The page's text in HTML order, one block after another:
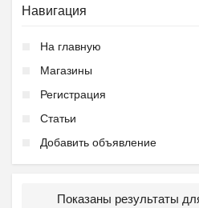
Навигация
На главную
Магазины
Регистрация
Статьи
Добавить объявление
Показаны результаты